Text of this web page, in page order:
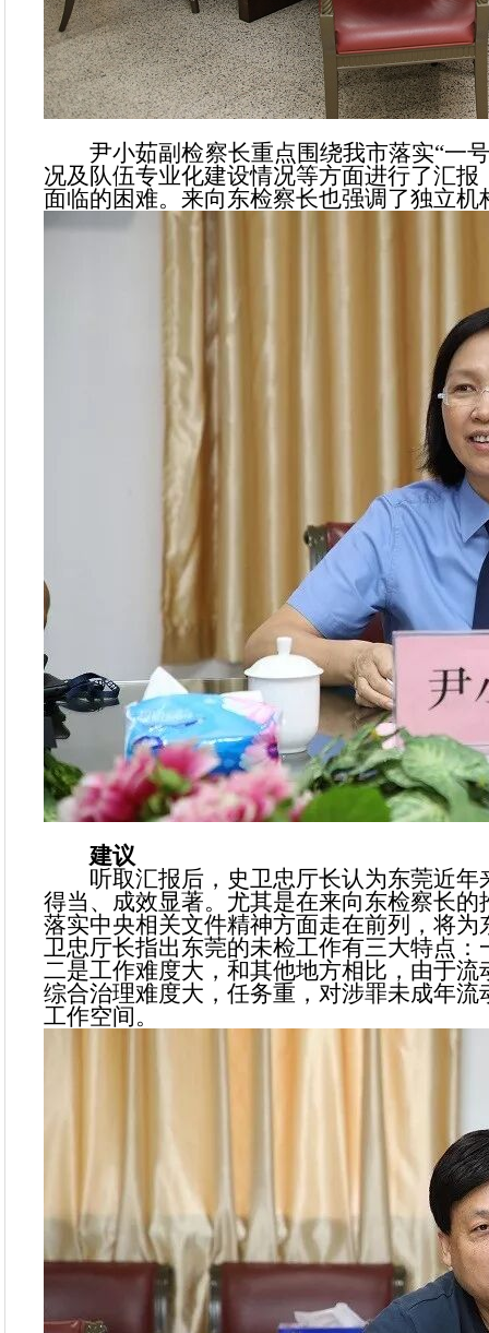
尹小茹副检察长重点围绕我市落实“一号
况及队伍专业化建设情况等方面进行了汇
面临的困难。来向东检察长也强调了独立
建议
听取汇报后，史卫忠厅长认为东莞近年
得当、成效显著。尤其是在来向东检察长
落实中央相关文件精神方面走在前列，将
卫忠厅长指出东莞的未检工作有三大特点
二是工作难度大，和其他地方相比，由于
综合治理难度大，任务重，对涉罪未成年
工作空间。